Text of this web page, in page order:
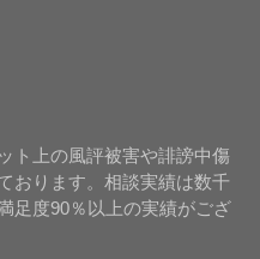
ト上の風評被害や誹謗中傷
おります。相談実績は数千
足度90％以上の実績がござ